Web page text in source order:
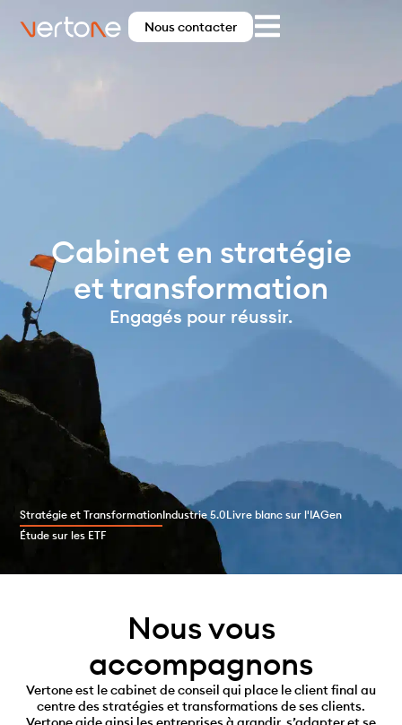
Nous contacter
Cabinet en stratégie
et transformation
Engagés pour réussir.
Stratégie et TransformationIndustrie 5.0Livre blanc sur l'IAGen
Étude sur les ETF
Nous vous
accompagnons
Vertone est le cabinet de conseil qui place le client final au
centre des stratégies et transformations de ses clients.